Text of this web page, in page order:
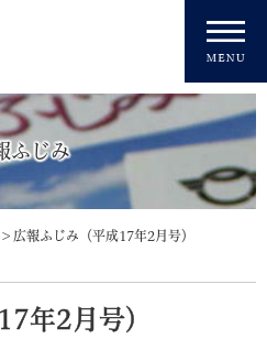
ふじみ
> 広報ふじみ（平成17年2月号）
年2月号）